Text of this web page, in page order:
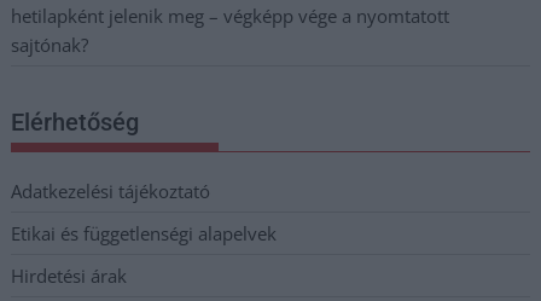
hetilapként jelenik meg – végképp vége a nyomtatott
sajtónak?
Elérhetőség
Adatkezelési tájékoztató
Etikai és függetlenségi alapelvek
Hirdetési árak